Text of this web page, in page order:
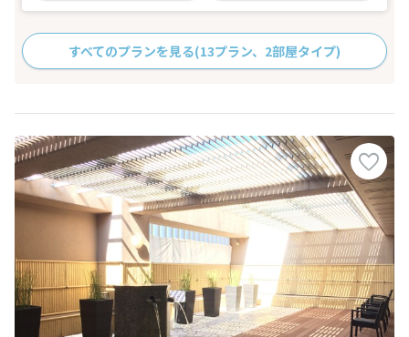
すべてのプランを見る(13プラン、2部屋タイプ)